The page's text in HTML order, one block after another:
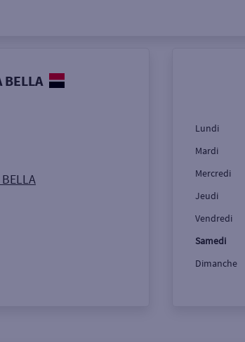
de billets €
BELLA
Lundi
Mardi
Mercredi
Jeudi
Vendredi
Samedi
Dimanche